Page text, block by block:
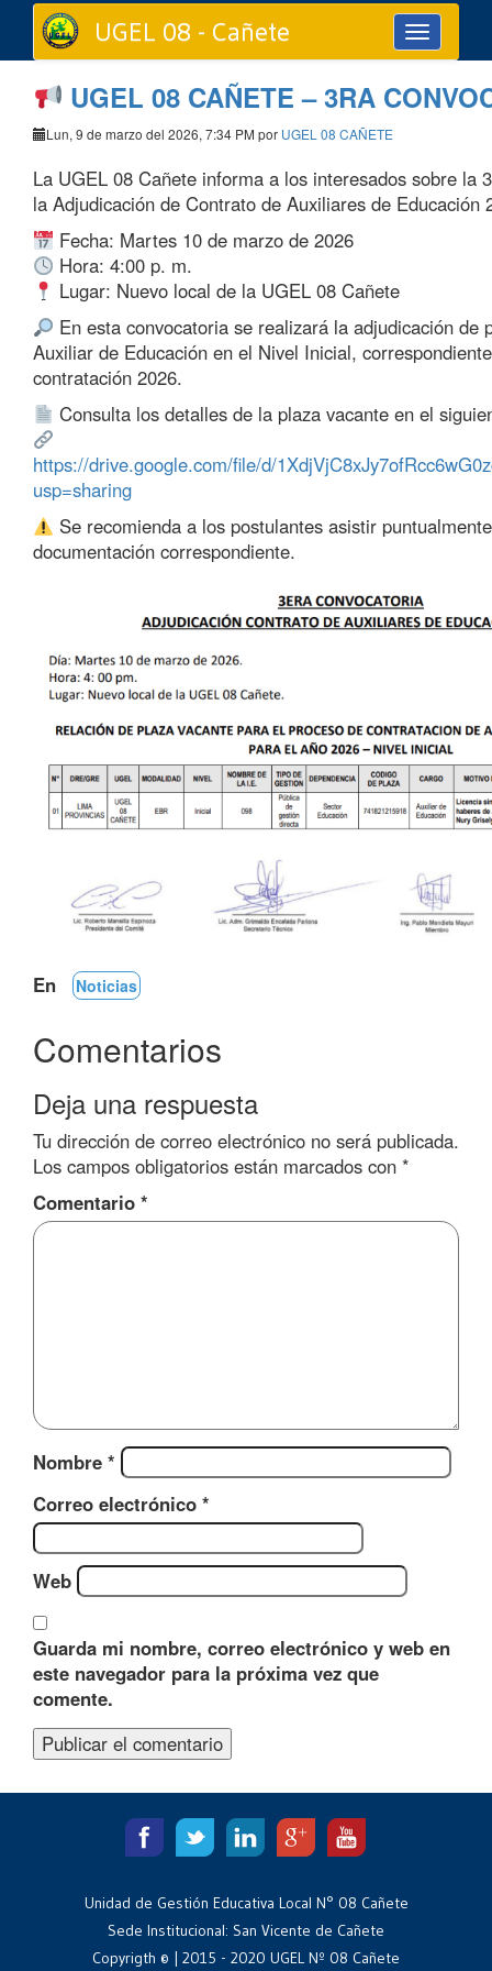
Toggle
navigation
UGEL 08 - Cañete
UGEL 08 CAÑETE – 3RA
Lun, 9 de marzo del 2026, 7:34 PM por UGEL 08 CAÑETE
La UGEL 08 Cañete informa a los interesados sobre la
la Adjudicación de Contrato de Auxiliares de Educación
Fecha: Martes 10 de marzo de 2026
Hora: 4:00 p. m.
Lugar: Nuevo local de la UGEL 08 Cañete
En esta convocatoria se realizará la adjudicación de
Auxiliar de Educación en el Nivel Inicial,
contratación 2026.
Consulta los detalles de la plaza vacante en el
https://drive.google.com/file/d/
usp=sharing
Se recomienda a los postulantes asistir
documentación correspondiente.
En Noticias
Comentarios
Deja una respuesta
Tu dirección de correo electrónico no será publicada.
Los campos obligatorios están marcados con *
Comentario *
Nombre *
Correo electrónico *
Web
Guarda mi nombre, correo electrónico y web en
este navegador para la próxima vez que
comente.
Unidad de Gestión Educativa Local N° 08 Cañete
Sede Institucional: San Vicente de Cañete
Copyrigth © | 2015 - 2020 UGEL Nº 08 Cañete